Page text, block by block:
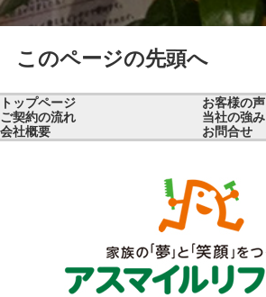
このページの先頭へ
トップページ
お客様の声
ご契約の流れ
当社の強み
会社概要
お問合せ